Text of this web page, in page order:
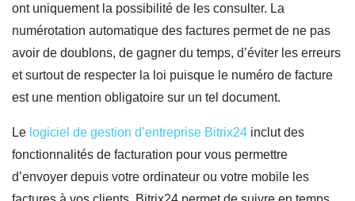
ont uniquement la possibilité de les consulter. La
numérotation automatique des factures permet de ne pas
avoir de doublons, de gagner du temps, d’éviter les erreurs
et surtout de respecter la loi puisque le numéro de facture
est une mention obligatoire sur un tel document.
Le logiciel de gestion d’entreprise Bitrix24 inclut des
fonctionnalités de facturation pour vous permettre
d’envoyer depuis votre ordinateur ou votre mobile les